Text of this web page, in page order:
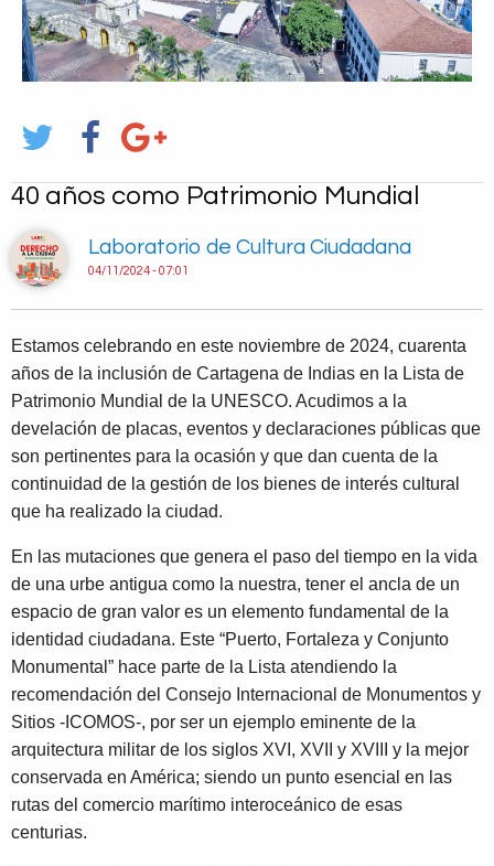
40 años como Patrimonio Mundial
Laboratorio de Cultura Ciudadana
04/11/2024 - 07:01
Estamos celebrando en este noviembre de 2024, cuarenta
años de la inclusión de Cartagena de Indias en la Lista de
Patrimonio Mundial de la UNESCO. Acudimos a la
develación de placas, eventos y declaraciones públicas que
son pertinentes para la ocasión y que dan cuenta de la
continuidad de la gestión de los bienes de interés cultural
que ha realizado la ciudad.
En las mutaciones que genera el paso del tiempo en la vida
de una urbe antigua como la nuestra, tener el ancla de un
espacio de gran valor es un elemento fundamental de la
identidad ciudadana. Este “Puerto, Fortaleza y Conjunto
Monumental” hace parte de la Lista atendiendo la
recomendación del Consejo Internacional de Monumentos y
Sitios -ICOMOS-, por ser un ejemplo eminente de la
arquitectura militar de los siglos XVI, XVII y XVIII y la mejor
conservada en América; siendo un punto esencial en las
rutas del comercio marítimo interoceánico de esas
centurias.